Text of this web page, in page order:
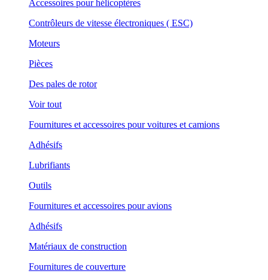
Accessoires pour hélicoptères
Contrôleurs de vitesse électroniques ( ESC)
Moteurs
Pièces
Des pales de rotor
Voir tout
Fournitures et accessoires pour voitures et camions
Adhésifs
Lubrifiants
Outils
Fournitures et accessoires pour avions
Adhésifs
Matériaux de construction
Fournitures de couverture